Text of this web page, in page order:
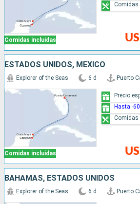
Comidas incluidas
Comidas
ESTADOS UNIDOS, MÉXICO
Comidas incluidas
Explorer of the Seas 6 d Puerto
Precio
Hasta -
Comidas
BAHAMAS, ESTADOS UNIDOS
Explorer of the Seas 6 d Puerto